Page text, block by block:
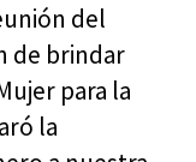
del
de brindar
para la
la